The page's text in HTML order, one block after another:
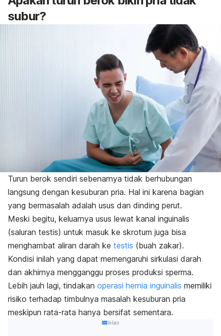
subur?
Turun berok sendiri sebenarnya tidak berhubungan
langsung dengan kesuburan pria. Hal ini karena bagian
yang bermasalah adalah usus dan dinding perut.
Meski begitu, keluarnya usus lewat kanal inguinalis
(saluran testis) untuk masuk ke skrotum juga bisa
menghambat aliran darah ke testis (buah zakar).
Kondisi inilah yang dapat memengaruhi sirkulasi darah
dan akhirnya mengganggu proses produksi sperma.
Lebih jauh lagi, tindakan operasi hernia inguinalis memiliki
risiko terhadap timbulnya masalah kesuburan pria
meskipun rata-rata hanya bersifat sementara.
Iklan